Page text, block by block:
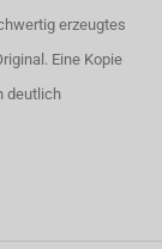
erzeugtes
Eine Kopie
deutlich